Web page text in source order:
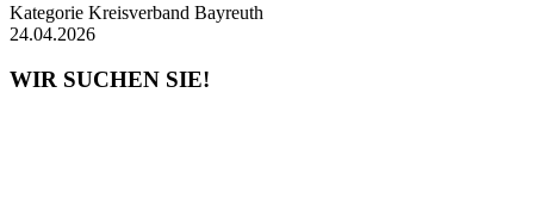
Kategorie Kreisverband Bayreuth
24.04.2026
WIR SUCHEN SIE!